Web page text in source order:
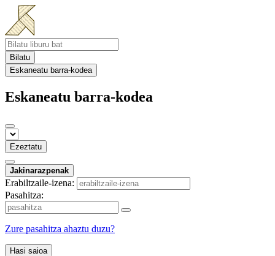
Bilatu
Eskaneatu barra-kodea
Eskaneatu barra-kodea
Ezeztatu
Jakinarazpenak
Erabiltzaile-izena:
Pasahitza:
Zure pasahitza ahaztu duzu?
Hasi saioa